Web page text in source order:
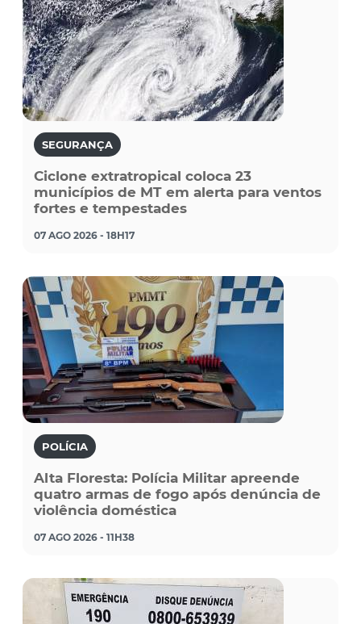
SEGURANÇA
Ciclone extratropical coloca 23
municípios de MT em alerta para ventos
fortes e tempestades
07 AGO 2026 - 18H17
POLÍCIA
Alta Floresta: Polícia Militar apreende
quatro armas de fogo após denúncia de
violência doméstica
07 AGO 2026 - 11H38